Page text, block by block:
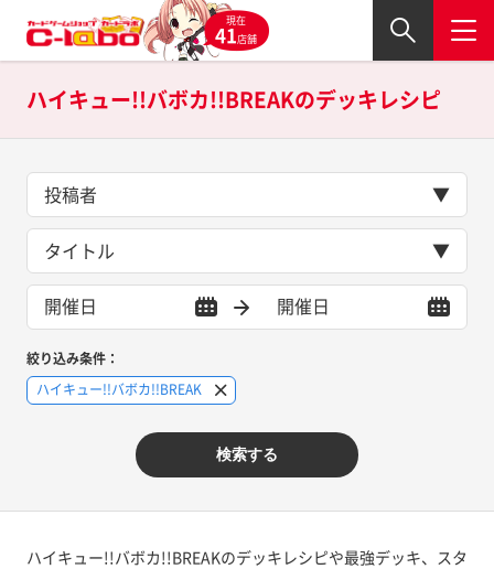
現在
41店舗
ハイキュー!!バボカ!!BREAKのデッキレシピ
投稿者
タイトル
絞り込み条件：
ハイキュー!!バボカ!!BREAK
検索する
ハイキュー!!バボカ!!BREAKのデッキレシピや最強デッキ、スタ